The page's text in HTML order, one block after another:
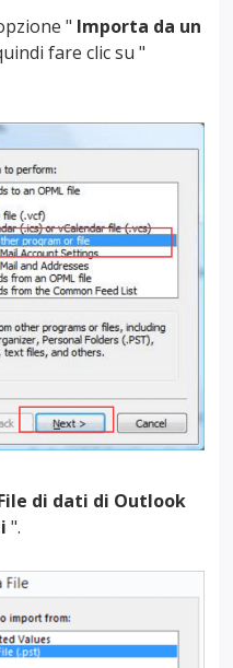
" Importa da un
fare clic su "
di dati di Outlook
".